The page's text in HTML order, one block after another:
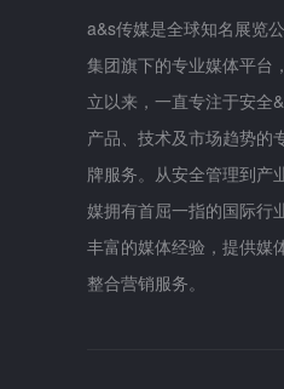
a&s传媒是全球知名展览
集团旗下的专业媒体平台
立以来，一直专注于安全
产品、技术及市场趋势的
牌服务。从安全管理到产
媒拥有首屈一指的国际行
丰富的媒体经验，提供媒
整合营销服务。